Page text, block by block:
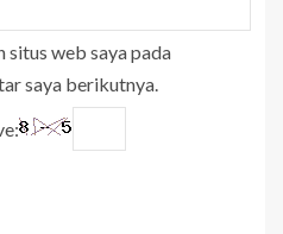
situs web saya pada
saya berikutnya.